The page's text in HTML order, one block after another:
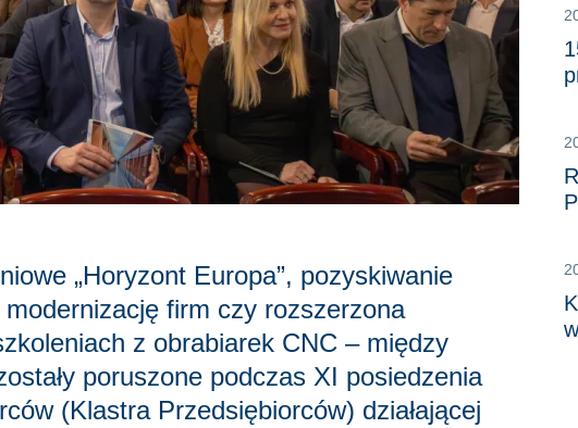
„Horyzont Europa”, pozyskiwanie
firm czy rozszerzona
z obrabiarek CNC – między
poruszone podczas XI posiedzenia
(Klastra Przedsiębiorców) działającej